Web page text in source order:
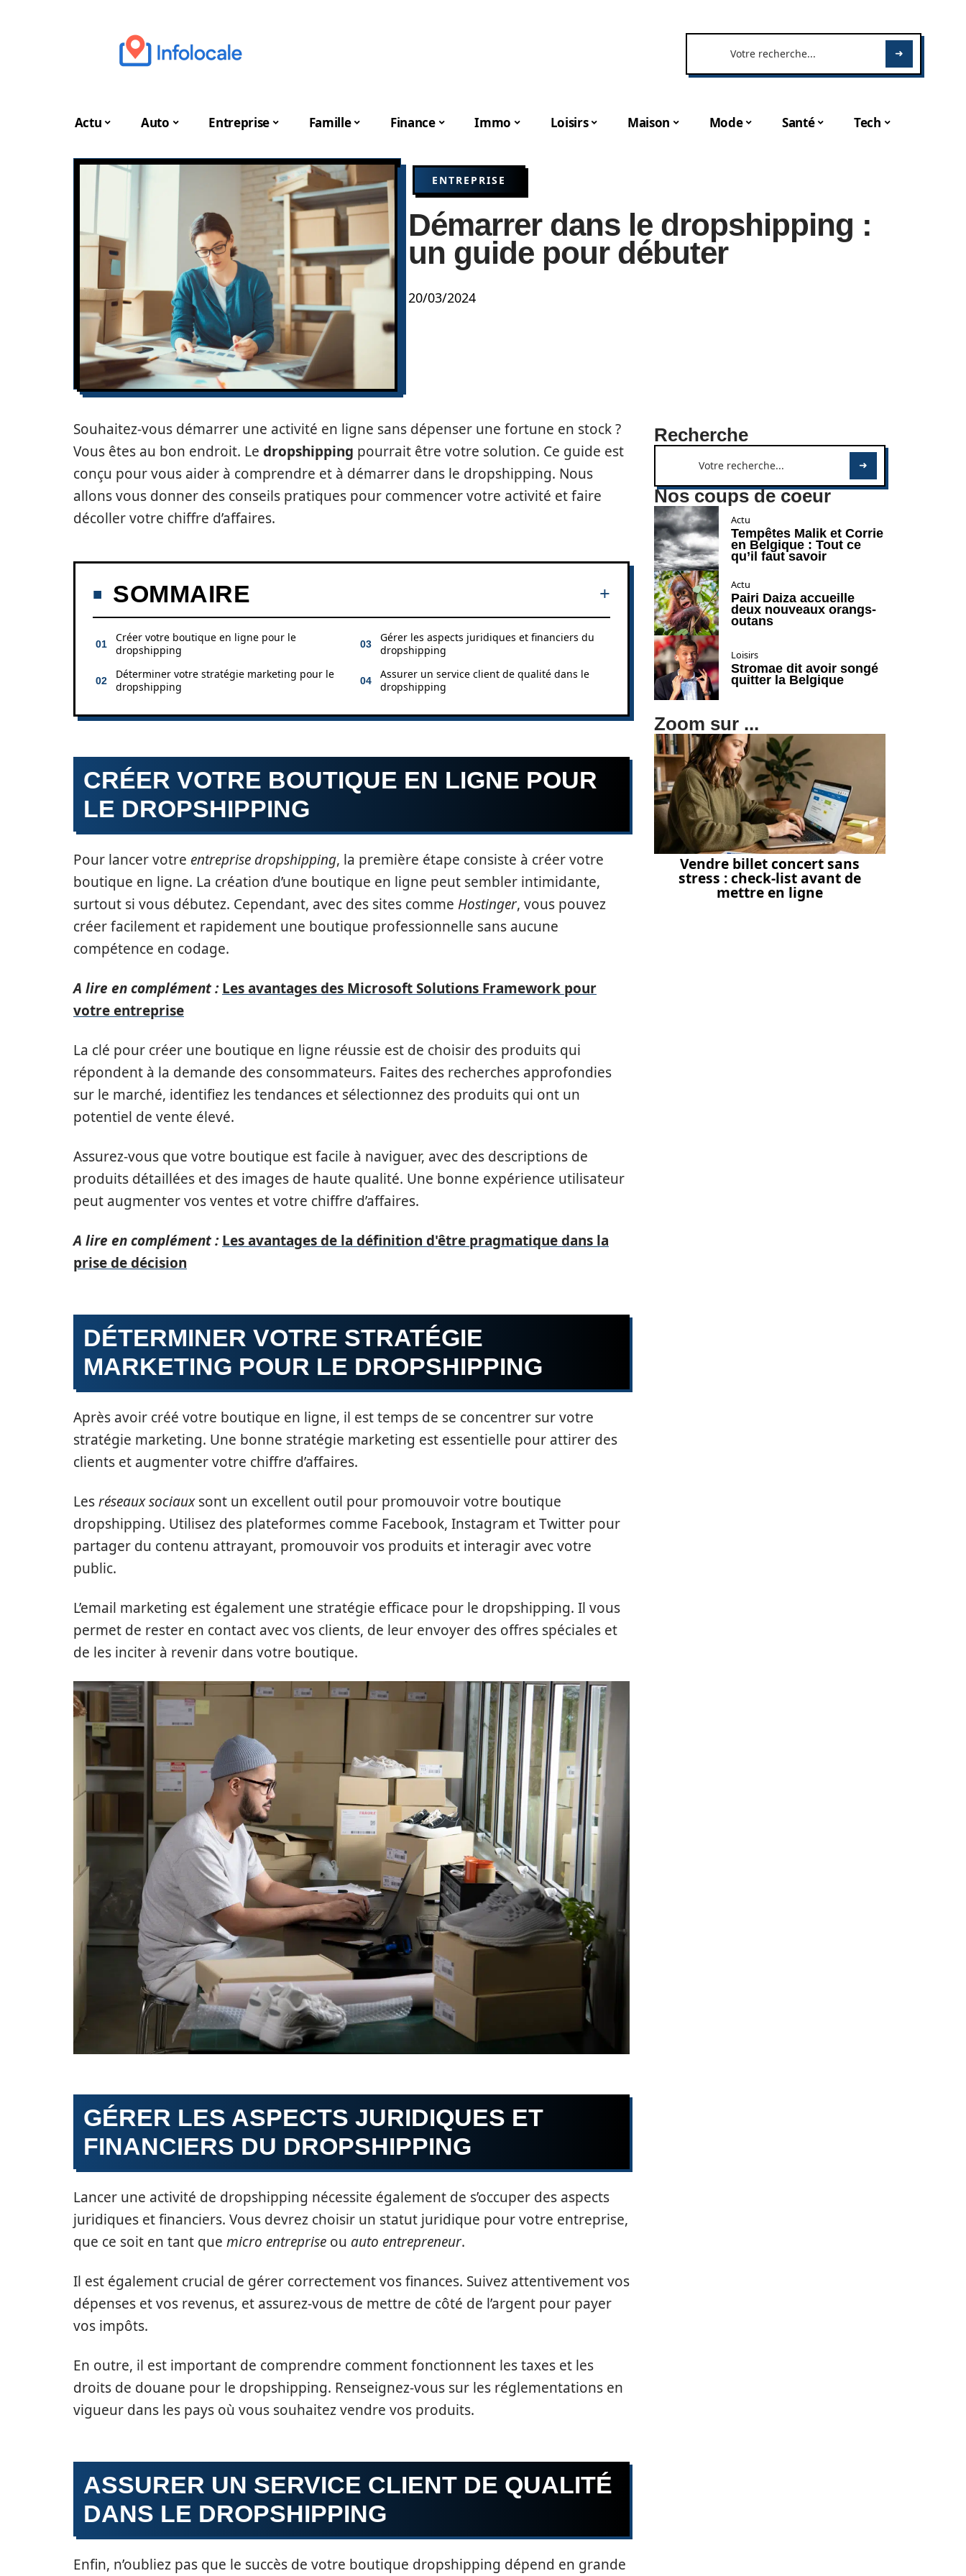
Actu Auto Entreprise Famille Finance Immo Loisirs Maison Mode Santé Tech
ENTREPRISE
Démarrer dans le dropshipping :
un guide pour débuter
20/03/2024
Souhaitez-vous démarrer une activité en ligne sans dépenser une fortune en stock ?
Vous êtes au bon endroit. Le dropshipping pourrait être votre solution. Ce guide est
conçu pour vous aider à comprendre et à démarrer dans le dropshipping. Nous
allons vous donner des conseils pratiques pour commencer votre activité et faire
décoller votre chiffre d’affaires.
SOMMAIRE
Créer votre boutique en ligne pour le
dropshipping
Déterminer votre stratégie marketing pour le
dropshipping
Gérer les aspects juridiques et financiers du
dropshipping
Assurer un service client de qualité dans le
dropshipping
CRÉER VOTRE BOUTIQUE EN LIGNE POUR
LE DROPSHIPPING
Pour lancer votre entreprise dropshipping, la première étape consiste à créer votre
boutique en ligne. La création d’une boutique en ligne peut sembler intimidante,
surtout si vous débutez. Cependant, avec des sites comme Hostinger, vous pouvez
créer facilement et rapidement une boutique professionnelle sans aucune
compétence en codage.
A lire en complément : Les avantages des Microsoft Solutions Framework pour
votre entreprise
La clé pour créer une boutique en ligne réussie est de choisir des produits qui
répondent à la demande des consommateurs. Faites des recherches approfondies
sur le marché, identifiez les tendances et sélectionnez des produits qui ont un
potentiel de vente élevé.
Assurez-vous que votre boutique est facile à naviguer, avec des descriptions de
produits détaillées et des images de haute qualité. Une bonne expérience utilisateur
peut augmenter vos ventes et votre chiffre d’affaires.
A lire en complément : Les avantages de la définition d'être pragmatique dans la
prise de décision
DÉTERMINER VOTRE STRATÉGIE
MARKETING POUR LE DROPSHIPPING
Après avoir créé votre boutique en ligne, il est temps de se concentrer sur votre
stratégie marketing. Une bonne stratégie marketing est essentielle pour attirer des
clients et augmenter votre chiffre d’affaires.
Lesréseaux sociauxsont un excellent outil pour promouvoir votre boutique
dropshipping. Utilisez des plateformes comme Facebook, Instagram et Twitter pour
partager du contenu attrayant, promouvoir vos produits et interagir avec votre
public.
L’email marketing est également une stratégie efficace pour le dropshipping. Il vous
permet de rester en contact avec vos clients, de leur envoyer des offres spéciales et
de les inciter à revenir dans votre boutique.
GÉRER LES ASPECTS JURIDIQUES ET
FINANCIERS DU DROPSHIPPING
Lancer une activité de dropshipping nécessite également de s’occuper des aspects
juridiques et financiers. Vous devrez choisir un statut juridique pour votre entreprise,
que ce soit en tant que micro entreprise ou auto entrepreneur.
Il est également crucial de gérer correctement vos finances. Suivez attentivement vos
dépenses et vos revenus, et assurez-vous de mettre de côté de l’argent pour payer
vos impôts.
En outre, il est important de comprendre comment fonctionnent les taxes et les
droits de douane pour le dropshipping. Renseignez-vous sur les réglementations en
vigueur dans les pays où vous souhaitez vendre vos produits.
ASSURER UN SERVICE CLIENT DE QUALITÉ
DANS LE DROPSHIPPING
Enfin, n’oubliez pas que le succès de votre boutique dropshipping dépend en grande
Recherche
Nos coups de coeur
Actu
Tempêtes Malik et Corrie
en Belgique : Tout ce
qu’il faut savoir
Actu
Pairi Daiza accueille
deux nouveaux orangs-
outans
Loisirs
Stromae dit avoir songé
quitter la Belgique
Zoom sur ...
Vendre billet concert sans
stress : check-list avant de
mettre en ligne